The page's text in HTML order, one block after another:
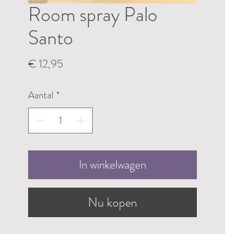
Room spray Palo
Santo
€ 12,95
Aantal *
In winkelwagen
Nu kopen